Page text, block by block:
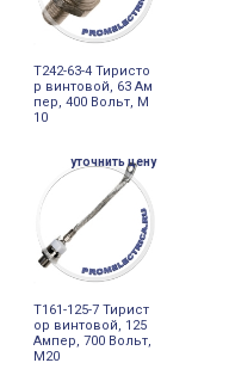
Т242-63-4 Тиристо
р винтовой, 63 Ам
пер, 400 Вольт, М
10
уточнить цену
Т161-125-7 Тирист
ор винтовой, 125
Ампер, 700 Вольт,
М20